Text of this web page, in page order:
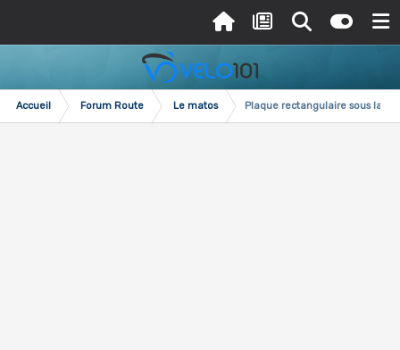
Accueil Forum Route Le matos Plaque rectangulaire sous la